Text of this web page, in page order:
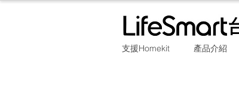
支援Homekit 產品介紹